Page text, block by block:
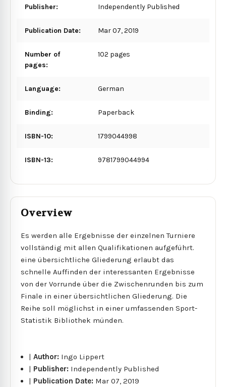
Publisher: Independently Published
Publication Date: Mar 07, 2019
Number of
pages:
102 pages
Language: German
Binding: Paperback
ISBN-10: 1799044998
ISBN-13: 9781799044994
Overview
Es werden alle Ergebnisse der einzelnen Turniere
vollständig mit allen Qualifikationen aufgeführt.
eine übersichtliche Gliederung erlaubt das
schnelle Auffinden der interessanten Ergebnisse
von der Vorrunde über die Zwischenrunden bis zum
Finale in einer übersichtlichen Gliederung. Die
Reihe soll möglichst in einer umfassenden Sport-
Statistik Bibliothek münden.
|Author: Ingo Lippert
| Publisher: Independently Published
| Publication Date: Mar 07, 2019